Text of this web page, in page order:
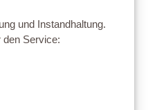
und Instandhaltung.
den Service: